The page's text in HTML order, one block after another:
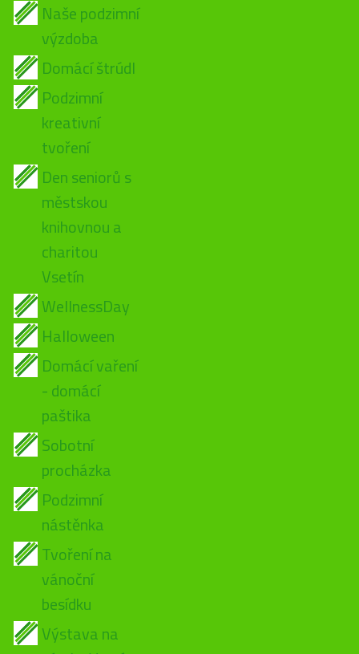
Naše podzimní
výzdoba
Domácí štrúdl
Podzimní
kreativní
tvoření
Den seniorů s
městskou
knihovnou a
charitou
Vsetín
WellnessDay
Halloween
Domácí vaření
- domácí
paštika
Sobotní
procházka
Podzimní
nástěnka
Tvoření na
vánoční
besídku
Výstava na